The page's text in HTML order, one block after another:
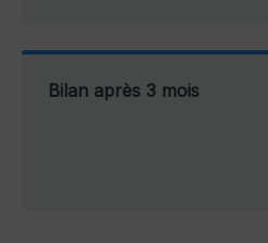
Bilan après 3 mois